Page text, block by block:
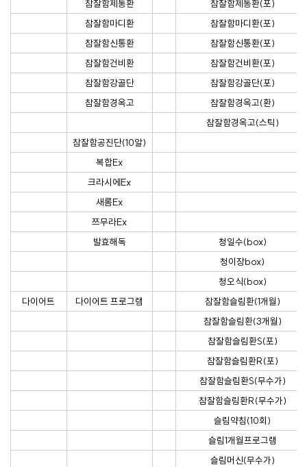
참잘함제통환
참잘함제통환(포)
참잘함마디환
참잘함마디환(포)
참잘함신통환
참잘함신통환(포)
참잘함건비환
참잘함건비환(포)
참잘함강골단
참잘함강골단(포)
참잘함경옥고
참잘함경옥고(환)
참잘함경옥고(스틱)
참잘함공진단(10알)
복합Ex
크라시에Ex
새롬Ex
쯔무라Ex
발효해독
청일수(box)
청이장box)
청오식(box)
다이어트
다이어트 프로그램
참잘함슬림환(1개월)
참잘함슬림환(3개월)
참잘함슬림환S(포)
참잘함슬림환R(포)
참잘함슬림환S(무수가)
참잘함슬림환R(무수가)
슬림약침(10회)
슬림1개월프로그램
슬림머신(무수가)